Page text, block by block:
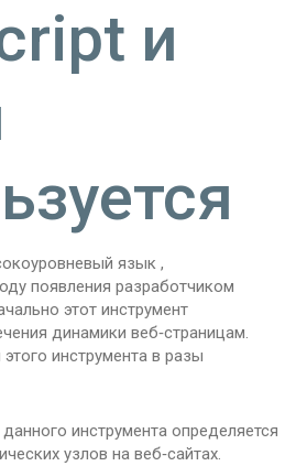
и
язык ,
появления разработчиком
этот инструмент
динамики веб‑страницам.
инструмента в разы
инструмента определяется
узлов на веб‑сайтах.